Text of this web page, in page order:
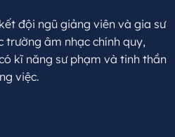
đội ngũ giảng viên và gia sư
âm nhạc chính quy,
kĩ năng sư phạm và tinh thần
việc.